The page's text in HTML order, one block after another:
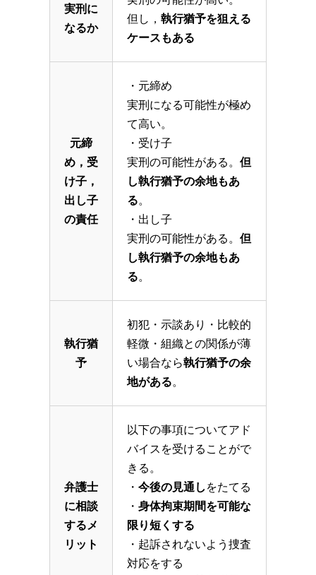
実刑に
なるか
但し， 執行猶予を狙える
ケースもある
元締
め，受
け子，
出し子
の責任
・元締め
実刑になる可能性が極め
て高い。
・受け子
実刑の可能性がある。 但
し執行猶予の余地もあ
る。
・出し子
実刑の可能性がある。 但
し執行猶予の余地もあ
る。
執行猶
予
初犯・示談あり・比較的
軽微・組織との関係が薄
い場合なら執行猶予の余
地がある。
弁護士
に相談
するメ
リット
以下の事項についてアド
バイスを受けることがで
きる。
・ 今後の見通し をたてる
・ 身体拘束期間を可能な
限り短くする
・起訴されないよう捜査
対応をする